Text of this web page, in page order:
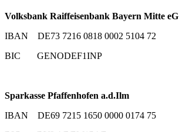
Volksbank Raiffeisenbank Bayern Mitte eG
IBAN DE73 7216 0818 0002 5104 72
BIC GENODEF1INP
Sparkasse Pfaffenhofen a.d.Ilm
IBAN DE69 7215 1650 0000 0174 75